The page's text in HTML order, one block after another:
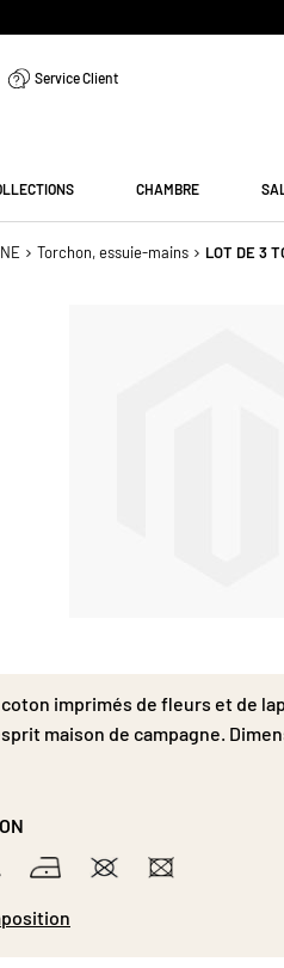
Service Client
CHAMBRE
Torchon, essuie-mains LOT DE 3
imprimés de fleurs et de
maison de campagne.